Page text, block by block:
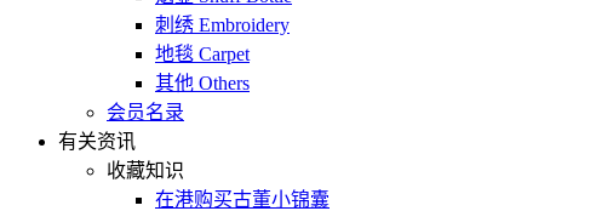
刺绣 Embroidery
地毯 Carpet
其他 Others
会员名录
有关资讯
收藏知识
在港购买古董小锦囊